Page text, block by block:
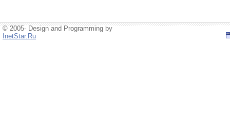
© 2005- Design and Programming by
InetStar.Ru